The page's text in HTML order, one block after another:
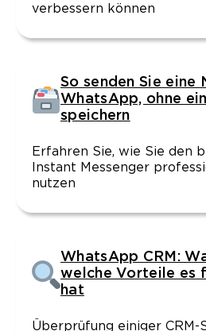
verbessern können
So senden Sie eine
WhatsApp, ohne
speichern
Erfahren Sie, wie Sie den
Instant Messenger
nutzen
WhatsApp CRM:
welche Vorteile es
hat
Überprüfung einiger CRM-